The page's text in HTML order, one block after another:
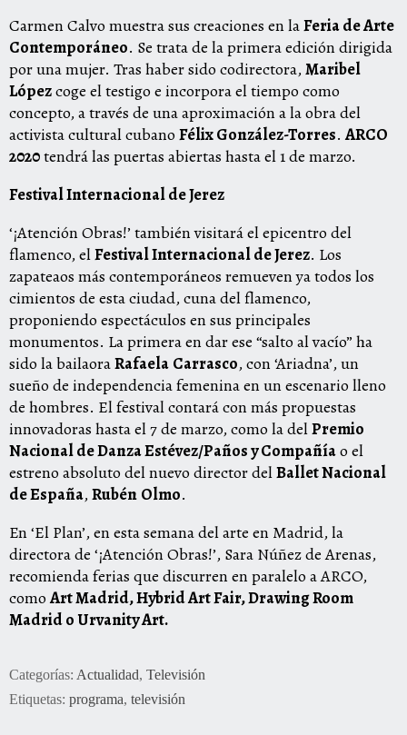
Carmen Calvo muestra sus creaciones en laFeria de Arte
Contemporáneo. Se trata de la primera edición dirigida
por una mujer. Tras haber sido codirectora,Maribel
Lópezcoge el testigo e incorpora el tiempo como
concepto, a través de una aproximación a la obra del
activista cultural cubano Félix González-Torres.ARCO
2020tendrá las puertas abiertas hasta el 1 de marzo.
Festival Internacional de Jerez
‘¡Atención Obras!’ también visitará el epicentro del
flamenco, elFestival Internacional de Jerez. Los
zapateaos más contemporáneos remueven ya todos los
cimientos de esta ciudad, cuna del flamenco,
proponiendo espectáculos en sus principales
monumentos. La primera en dar ese “salto al vacío” ha
sido la bailaoraRafaela Carrasco, con ‘Ariadna’, un
sueño de independencia femenina en un escenario lleno
de hombres. El festival contará con más propuestas
innovadoras hasta el 7 de marzo, como la delPremio
Nacional de Danza Estévez/Paños y Compañíao el
estreno absoluto del nuevo director delBallet Nacional
de España,Rubén Olmo.
En ‘El Plan’, en esta semana del arte en Madrid, la
directora de ‘¡Atención Obras!’, Sara Núñez de Arenas,
recomienda ferias que discurren en paralelo a ARCO,
comoArt Madrid, Hybrid Art Fair, Drawing Room
Madrid o Urvanity Art.
Categorías: Actualidad, Televisión
Etiquetas: programa, televisión